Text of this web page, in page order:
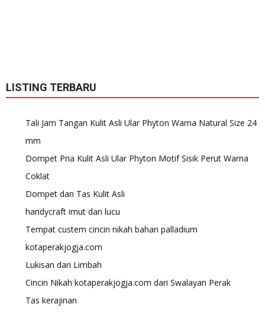
LISTING TERBARU
Tali Jam Tangan Kulit Asli Ular Phyton Warna Natural Size 24
mm
Dompet Pria Kulit Asli Ular Phyton Motif Sisik Perut Warna
Coklat
Dompet dan Tas Kulit Asli
handycraft imut dan lucu
Tempat custem cincin nikah bahan palladium
kotaperakjogja.com
Lukisan dari Limbah
Cincin Nikah kotaperakjogja.com dari Swalayan Perak
Tas kerajinan